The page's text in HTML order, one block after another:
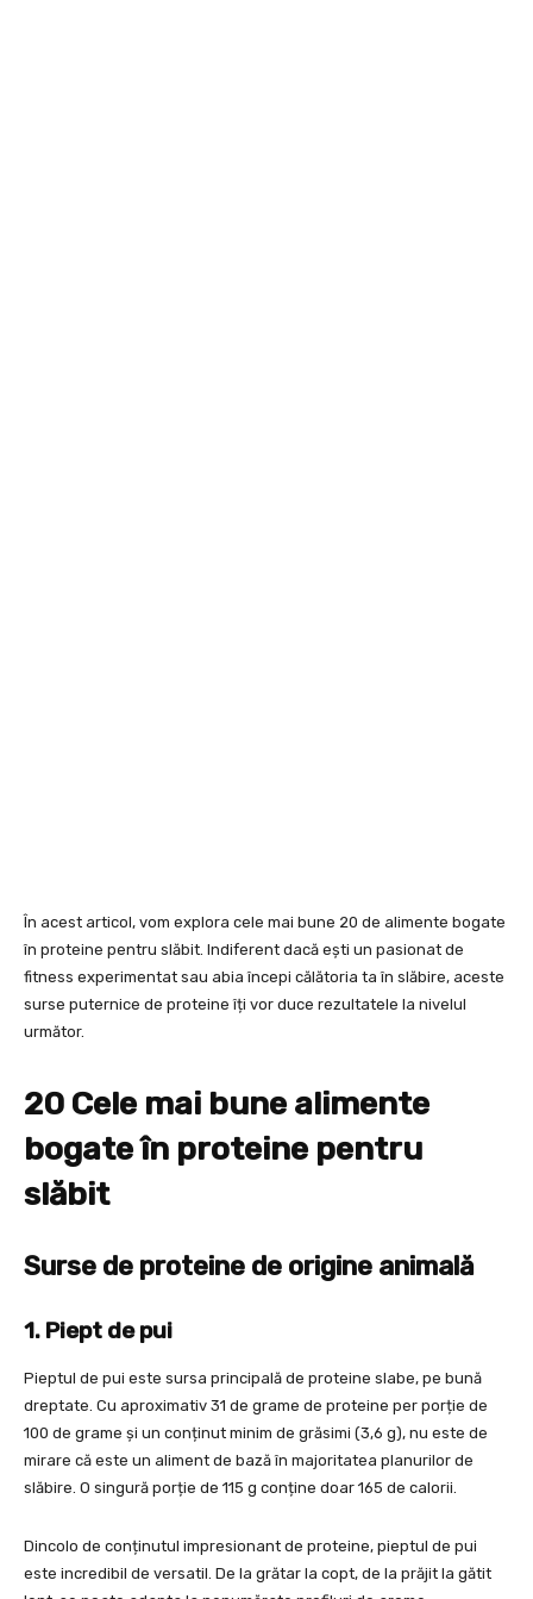
În acest articol, vom explora cele mai bune 20 de alimente bogate
în proteine pentru slăbit. Indiferent dacă ești un pasionat de
fitness experimentat sau abia începi călătoria ta în slăbire, aceste
surse puternice de proteine îți vor duce rezultatele la nivelul
următor.
20 Cele mai bune alimente
bogate în proteine pentru
slăbit
Surse de proteine de origine animală
1. Piept de pui
Pieptul de pui este sursa principală de proteine slabe, pe bună
dreptate. Cu aproximativ 31 de grame de proteine per porție de
100 de grame și un conținut minim de grăsimi (3,6 g), nu este de
mirare că este un aliment de bază în majoritatea planurilor de
slăbire. O singură porție de 115 g conține doar 165 de calorii.
Dincolo de conținutul impresionant de proteine, pieptul de pui
este incredibil de versatil. De la grătar la copt, de la prăjit la gătit